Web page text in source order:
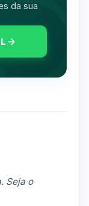
da sua
Seja o